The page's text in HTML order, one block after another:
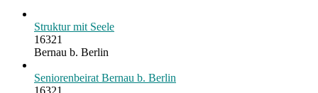
Struktur mit Seele
16321
Bernau b. Berlin
Seniorenbeirat Bernau b. Berlin
16321